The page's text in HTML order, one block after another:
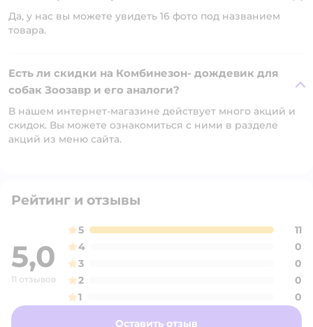
Да, у нас вы можете увидеть 16 фото под названием
товара.
Есть ли скидки на Комбинезон- дождевик для
собак Зоозавр и его аналоги?
В нашем интернет-магазине действует много акций и
скидок. Вы можете ознакомиться с ними в разделе
акций из меню сайта.
Рейтинг и отзывы
5,0
11 отзывов
5
11
4
0
3
0
2
0
1
0
Оставить отзыв